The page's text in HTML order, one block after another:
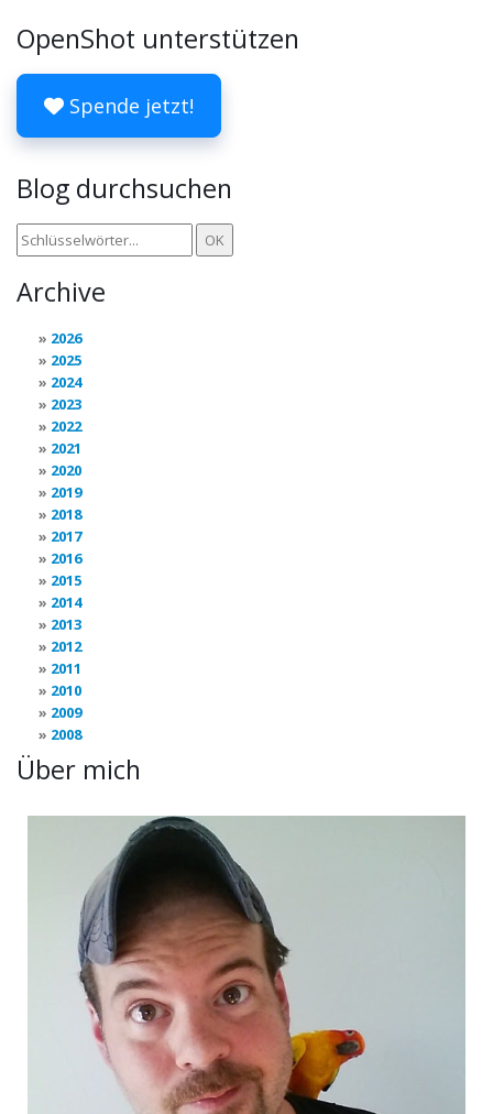
OpenShot unterstützen
Spende jetzt!
Blog durchsuchen
Archive
2026
2025
2024
2023
2022
2021
2020
2019
2018
2017
2016
2015
2014
2013
2012
2011
2010
2009
2008
Über mich